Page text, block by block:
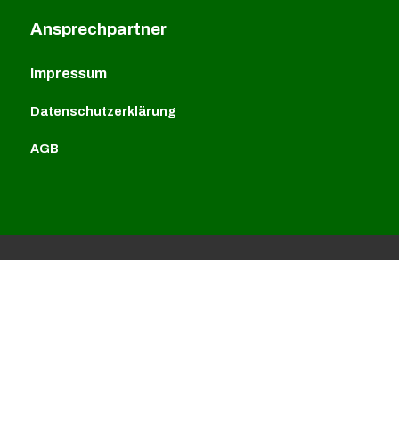
Ansprechpartner
Impressum
Datenschutzerklärung
AGB